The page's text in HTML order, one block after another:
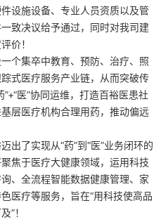
设施设备、专业人员资质以及管
致决议给予通过，同时对我司建
价！
个集卒中教育、预防、治疗、照
式医疗服务产业链，从而突破传
医”协同运维，打造百裕医患社
层医疗机构合理用药，推动偏远
出了实现从“药”到“医”业务闭环的
焦于医疗大健康领域，运用科技
、全流程智能数据健康管理、家
医疗等服务，旨在“用科技使高品
”！